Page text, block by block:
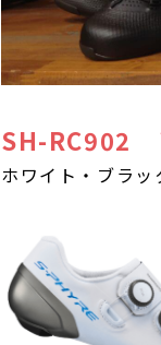
SH-RC902
ホワイト・ブラ